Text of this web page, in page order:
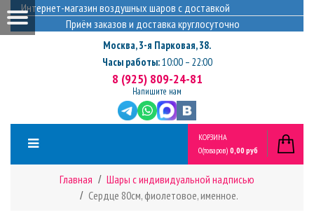
Интернет-магазин воздушных шаров с доставкой
Приём заказов и доставка круглосуточно
Москва,3-я Парковая, 38.
Часы работы:10:00 – 22:00
8 (925) 809-24-81
Напишите нам
КОРЗИНА
0(товаров) 0,00 руб
Главная
Шары с индивидуальной надписью
Сердце 80см, фиолетовое, именное.